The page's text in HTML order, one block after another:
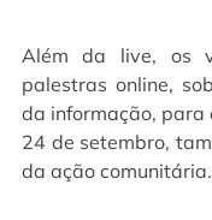
Além da live, os
palestras online,
da informação, para
24 de setembro,
da ação comunitária.